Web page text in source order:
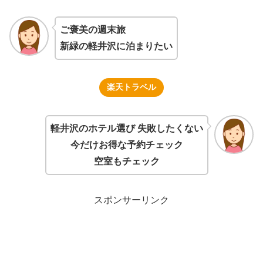
ご褒美の週末旅
新緑の軽井沢に泊まりたい
楽天トラベル
軽井沢のホテル選び 失敗したくない
今だけお得な予約チェック
空室もチェック
スポンサーリンク